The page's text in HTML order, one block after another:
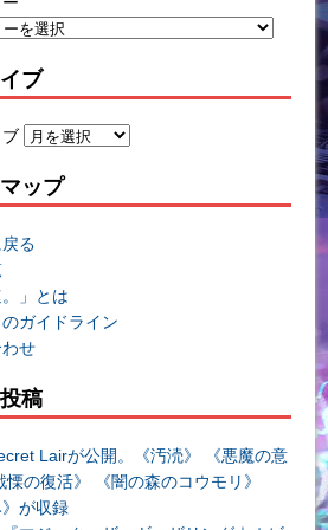
ブ
ップ
る
」とは
ガイドライン
せ
稿
Lairが公開。《汚涜》 《悪魔の意
慄の復活》 《闇の森のコウモリ》
が収録